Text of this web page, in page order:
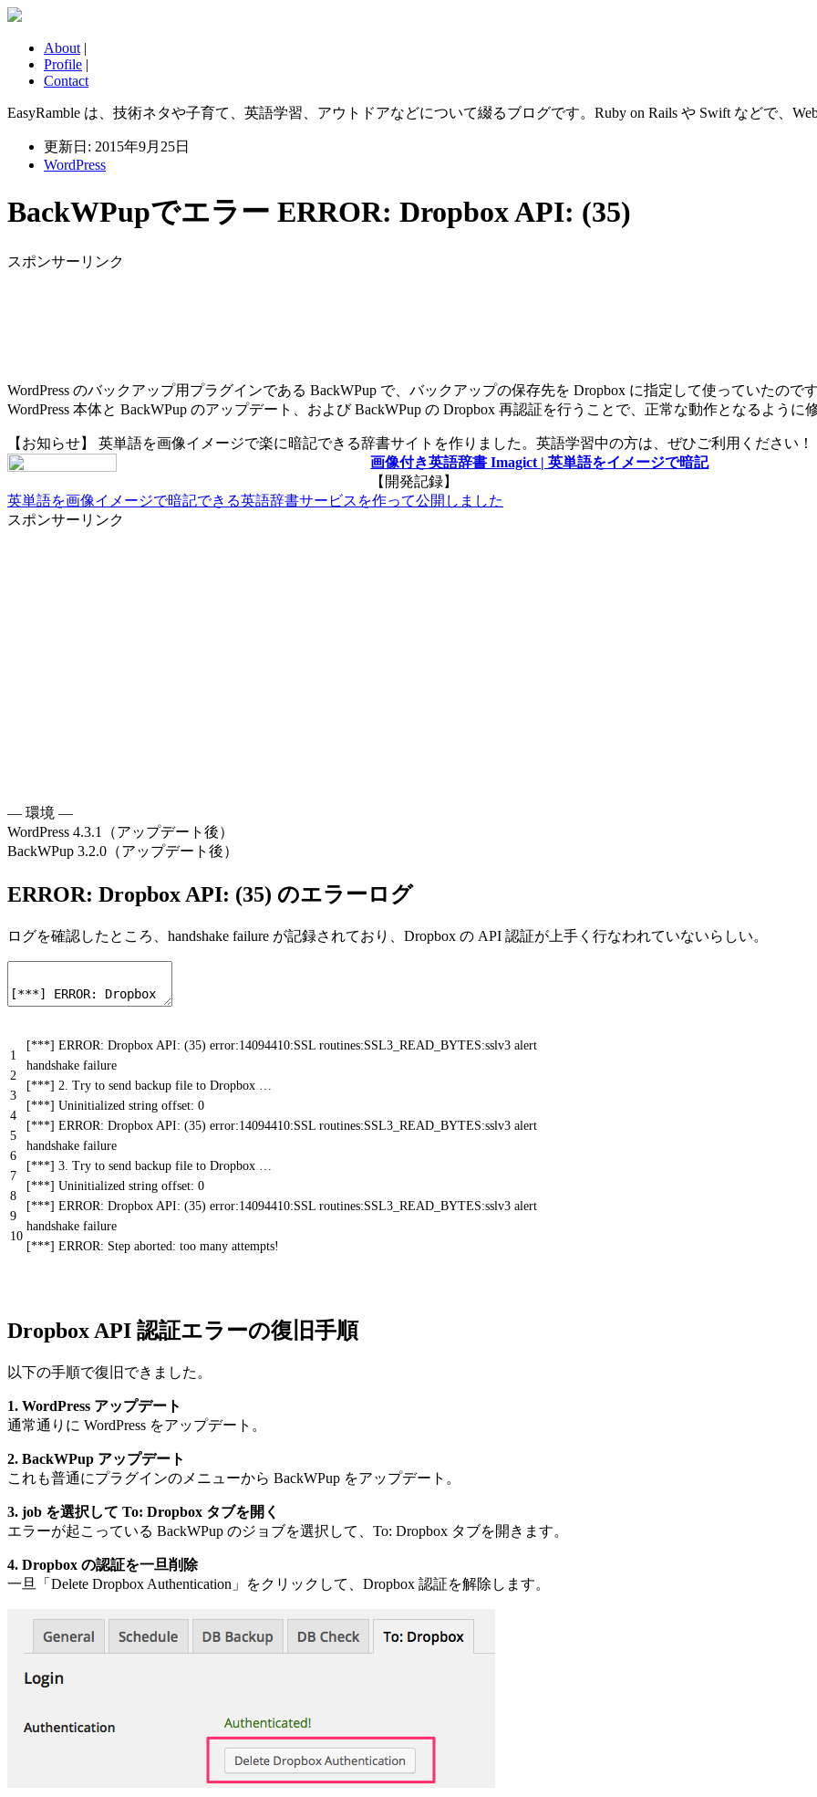
About |
Profile |
Contact
EasyRamble は、技術ネタや子育て、英語学習、アウトドアなどについて綴るブログです。Ruby on Rails や Swift などで、
更新日: 2015年9月25日
WordPress
BackWPupでエラー ERROR: Dropbox API: (35)
スポンサーリンク
WordPress のバックアップ用プラグインである BackWPup で、バックアップの保存先を Dropbox に指定して使っていたの
WordPress 本体と BackWPup のアップデート、および BackWPup の Dropbox 再認証を行うことで、正常な動作となるように
【お知らせ】 英単語を画像イメージで楽に暗記できる辞書サイトを作りました。英語学習中の方は、ぜひご利用ください！
画像付き英語辞書 Imagict | 英単語をイメージで暗記
【開発記録】
英単語を画像イメージで暗記できる英語辞書サービスを作って公開しました
スポンサーリンク
— 環境 —
WordPress 4.3.1（アップデート後）
BackWPup 3.2.0（アップデート後）
ERROR: Dropbox API: (35) のエラーログ
ログを確認したところ、handshake failure が記録されており、Dropbox の API 認証が上手く行なわれていないらしい。
1
2
3
4
5
6
7
8
9
10
[***] ERROR: Dropbox API: (35) error:14094410:SSL routines:SSL3_READ_BYTES:sslv3 alert
handshake failure
[***] 2. Try to send backup file to Dropbox …
[***] Uninitialized string offset: 0
[***] ERROR: Dropbox API: (35) error:14094410:SSL routines:SSL3_READ_BYTES:sslv3 alert
handshake failure
[***] 3. Try to send backup file to Dropbox …
[***] Uninitialized string offset: 0
[***] ERROR: Dropbox API: (35) error:14094410:SSL routines:SSL3_READ_BYTES:sslv3 alert
handshake failure
[***] ERROR: Step aborted: too many attempts!
Dropbox API 認証エラーの復旧手順
以下の手順で復旧できました。
1. WordPress アップデート
通常通りに WordPress をアップデート。
2. BackWPup アップデート
これも普通にプラグインのメニューから BackWPup をアップデート。
3. job を選択して To: Dropbox タブを開く
エラーが起こっている BackWPup のジョブを選択して、To: Dropbox タブを開きます。
4. Dropbox の認証を一旦削除
一旦「Delete Dropbox Authentication」をクリックして、Dropbox 認証を解除します。